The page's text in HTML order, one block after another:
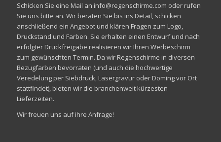
Schicken Sie eine Mail an info@regenschirme.com oder rufen
Sie uns bitte an. Wir beraten Sie bis ins Detail, schicken
anschließend ein Angebot und klären Fragen zum Logo,
Druckstand und Farben. Sie erhalten einen Entwurf und nach
erfolgter Druckfreigabe realisieren wir Ihren Werbeschirm
zum gewünschten Termin. Da wir Regenschirme in diversen
Bezugfarben bevorraten (und auch die hochwertige
Veredelung per Siebdruck, Lasergravur oder Doming vor Ort
stattfindet), bieten wir die branchenweit kürzesten
Lieferzeiten.
Wir freuen uns auf ihre Anfrage!